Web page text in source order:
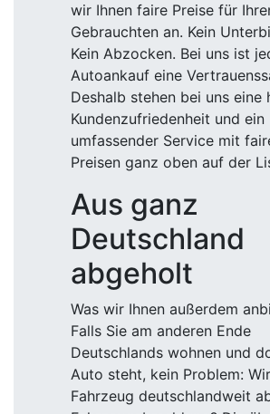
wir Ihnen faire Preise für
Gebrauchten an. Kein
Kein Abzocken. Bei uns ist
Autoankauf eine
Deshalb stehen bei uns eine
Kundenzufriedenheit und ein
umfassender Service mit
Preisen ganz oben auf der
Aus ganz
Deutschland
abgeholt
Was wir Ihnen außerdem
Falls Sie am anderen Ende
Deutschlands wohnen und
Auto steht, kein Problem:
Fahrzeug deutschlandweit